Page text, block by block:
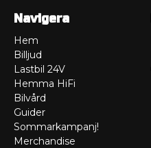
Navigera
Hem
Billjud
Lastbil 24V
Hemma HiFi
Bilvård
Guider
Sommarkampanj!
Merchandise